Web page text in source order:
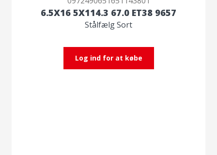
6.5X16 5X114.3 67.0 ET38 9657
Stålfælg Sort
Log ind for at købe